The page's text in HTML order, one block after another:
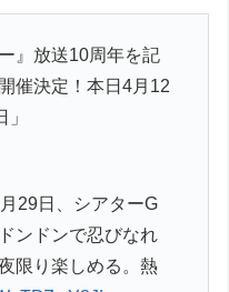
』放送10周年を記
催決定！本日4月12
29日、シアターG
ンドンで忍びなれ
限り楽しめる。熱